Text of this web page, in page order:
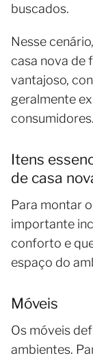
buscados.
Nesse
casa nova de
vantajoso,
geralmente
consumidores.
Itens
de casa
Para montar
importante
conforto e
espaço do
Móveis
Os móveis
ambientes.